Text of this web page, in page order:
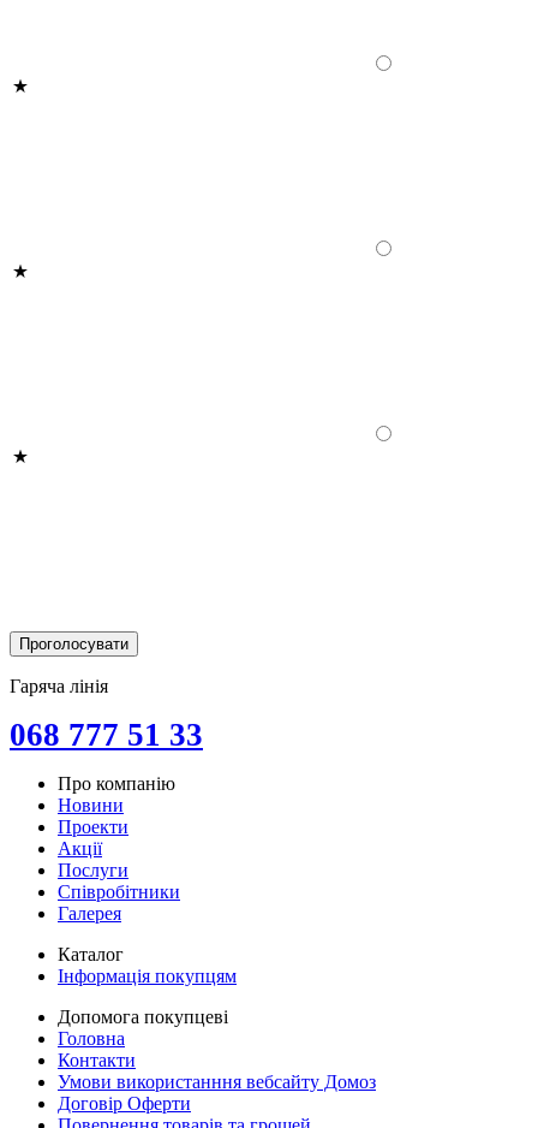
Гаряча лінія
068 777 51 33
Про компанію
Новини
Проекти
Акції
Послуги
Співробітники
Галерея
Каталог
Інформація покупцям
Допомога покупцеві
Головна
Контакти
Умови використанння вебсайту Домоз
Договір Оферти